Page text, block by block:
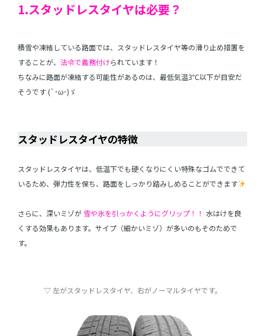
1.スタッドレスタイヤは必要？
積雪や凍結している路面では、スタッドレスタイヤ等の滑り止め措置を
することが、 法令で義務付けられています！
ちなみに路面が凍結する可能性があるのは、最低気温3℃以下が目安だ
そうです (`･ω･)ゞ
スタッドレスタイヤの特徴
スタッドレスタイヤは、低温下でも硬くなりにくい特殊なゴムでできて
いるため、弾力性を保ち、路面をしっかり踏みしめることができます
さらに、深いミゾが 雪や氷を引っかくようにグリップ！！ 水はけを良
くする効果もあります。サイプ（細かいミゾ）が多いのもそのためで
す。
▽ 左がスタッドレスタイヤ、右がノーマルタイヤです。